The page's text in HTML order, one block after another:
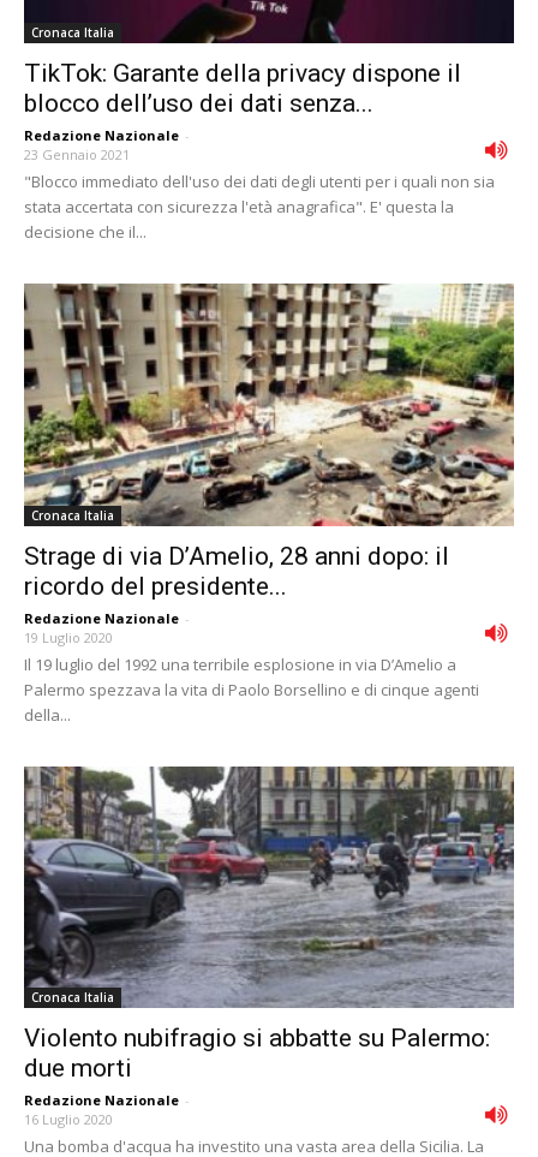
Cronaca Italia
TikTok: Garante della privacy dispone il
blocco dell’uso dei dati senza...
Redazione Nazionale -
23 Gennaio 2021
"Blocco immediato dell'uso dei dati degli utenti per i quali non sia
stata accertata con sicurezza l'età anagrafica". E' questa la
decisione che il...
Cronaca Italia
Strage di via D’Amelio, 28 anni dopo: il
ricordo del presidente...
Redazione Nazionale -
19 Luglio 2020
Il 19 luglio del 1992 una terribile esplosione in via D’Amelio a
Palermo spezzava la vita di Paolo Borsellino e di cinque agenti
della...
Cronaca Italia
Violento nubifragio si abbatte su Palermo:
due morti
Redazione Nazionale -
16 Luglio 2020
Una bomba d'acqua ha investito una vasta area della Sicilia. La